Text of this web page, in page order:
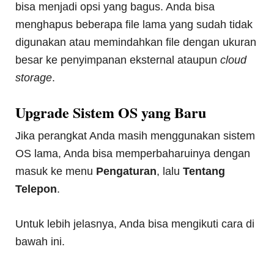
bisa menjadi opsi yang bagus. Anda bisa
menghapus beberapa file lama yang sudah tidak
digunakan atau memindahkan file dengan ukuran
besar ke penyimpanan eksternal ataupuncloud
storage.
Upgrade Sistem OS yang Baru
Jika perangkat Anda masih menggunakan sistem
OS lama, Anda bisa memperbaharuinya dengan
masuk ke menu Pengaturan, laluTentang
Telepon.
Untuk lebih jelasnya, Anda bisa mengikuti cara di
bawah ini.